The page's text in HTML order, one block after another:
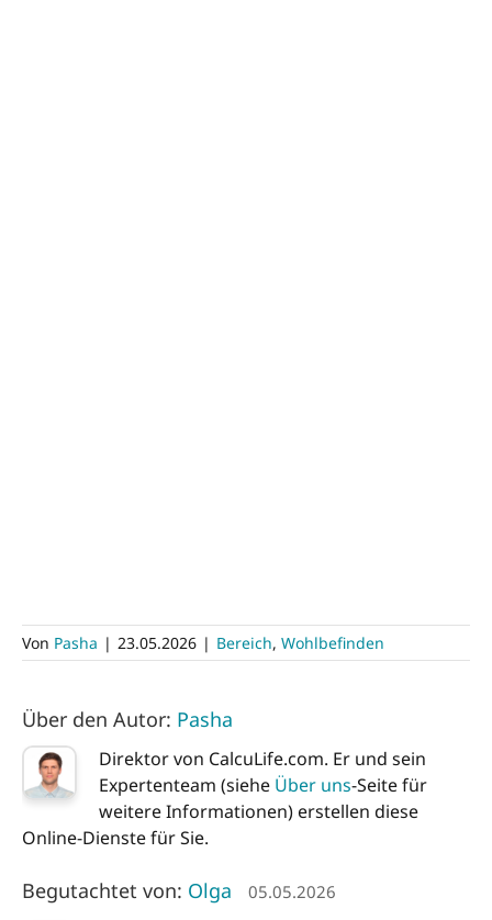
Von Pasha | 23.05.2026 | Bereich, Wohlbefinden
Über den Autor: Pasha
Direktor von CalcuLife.com. Er und sein
Expertenteam (siehe Über uns-Seite für
weitere Informationen) erstellen diese
Online-Dienste für Sie.
Begutachtet von: Olga 05.05.2026